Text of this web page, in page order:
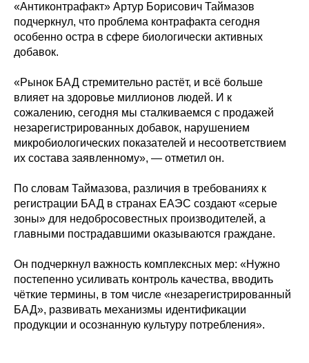
«Антиконтрафакт» Артур Борисович Таймазов
подчеркнул, что проблема контрафакта сегодня
особенно остра в сфере биологически активных
добавок.
«Рынок БАД стремительно растёт, и всё больше
влияет на здоровье миллионов людей. И к
сожалению, сегодня мы сталкиваемся с продажей
незарегистрированных добавок, нарушением
микробиологических показателей и несоответствием
их состава заявленному», — отметил он.
По словам Таймазова, различия в требованиях к
регистрации БАД в странах ЕАЭС создают «серые
зоны» для недобросовестных производителей, а
главными пострадавшими оказываются граждане.
Он подчеркнул важность комплексных мер: «Нужно
постепенно усиливать контроль качества, вводить
чёткие термины, в том числе «незарегистрированный
БАД», развивать механизмы идентификации
продукции и осознанную культуру потребления».